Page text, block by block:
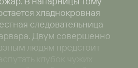
хладнокровная
следовательница
Двум совершенно
людям предстоит